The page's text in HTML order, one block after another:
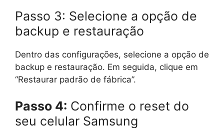
Passo 3: Selecione a opção de
backup e restauração
Dentro das configurações, selecione a opção de
backup e restauração. Em seguida, clique em
“Restaurar padrão de fábrica”.
Passo 4: Confirme o reset do
seu celular Samsung